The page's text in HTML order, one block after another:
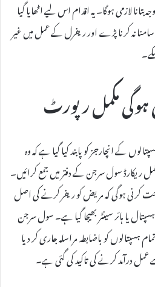
لازمی ہوگا۔ یہ اقدام اس لیے اٹھایا گیا
سامنا نہ کرنا پڑے اور ریفرل کے عمل میں غیر
مکمل رپورٹ
کے انچارجز کو پابند کیا گیا ہے کہ وہ
ریکارڈ سول سرجن کے دفتر میں جمع کرائیں۔
ہوگی کہ مریض کو ریفر کرنے کی اصل
یا ہائر سینٹر بھیجا گیا ہے۔ سول سرجن
ہسپتالوں کو باضابطہ مراسلہ جاری کر دیا
درآمد کرنے کی تاکید کی گئی ہے۔